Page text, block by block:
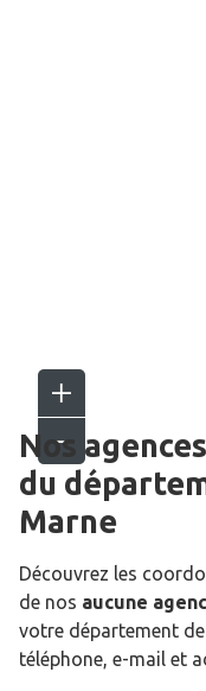
Nos
du
Marne
Découvrez les
de nos aucune
votre département
téléphone, e-mail et